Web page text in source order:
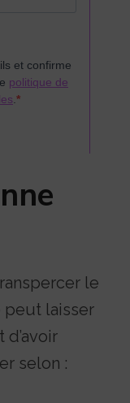
le
peut laisser
d’avoir
selon :